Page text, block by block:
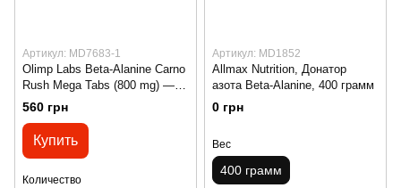
Артикул: MD7683-1
Olimp Labs Beta-Alanine Carno
Rush Mega Tabs (800 mg) —
80 табл
560 грн
Купить
Количество
Артикул: MD1852
Allmax Nutrition, Донатор
азота Beta-Alanine, 400 грамм
0 грн
Вес
400 грамм